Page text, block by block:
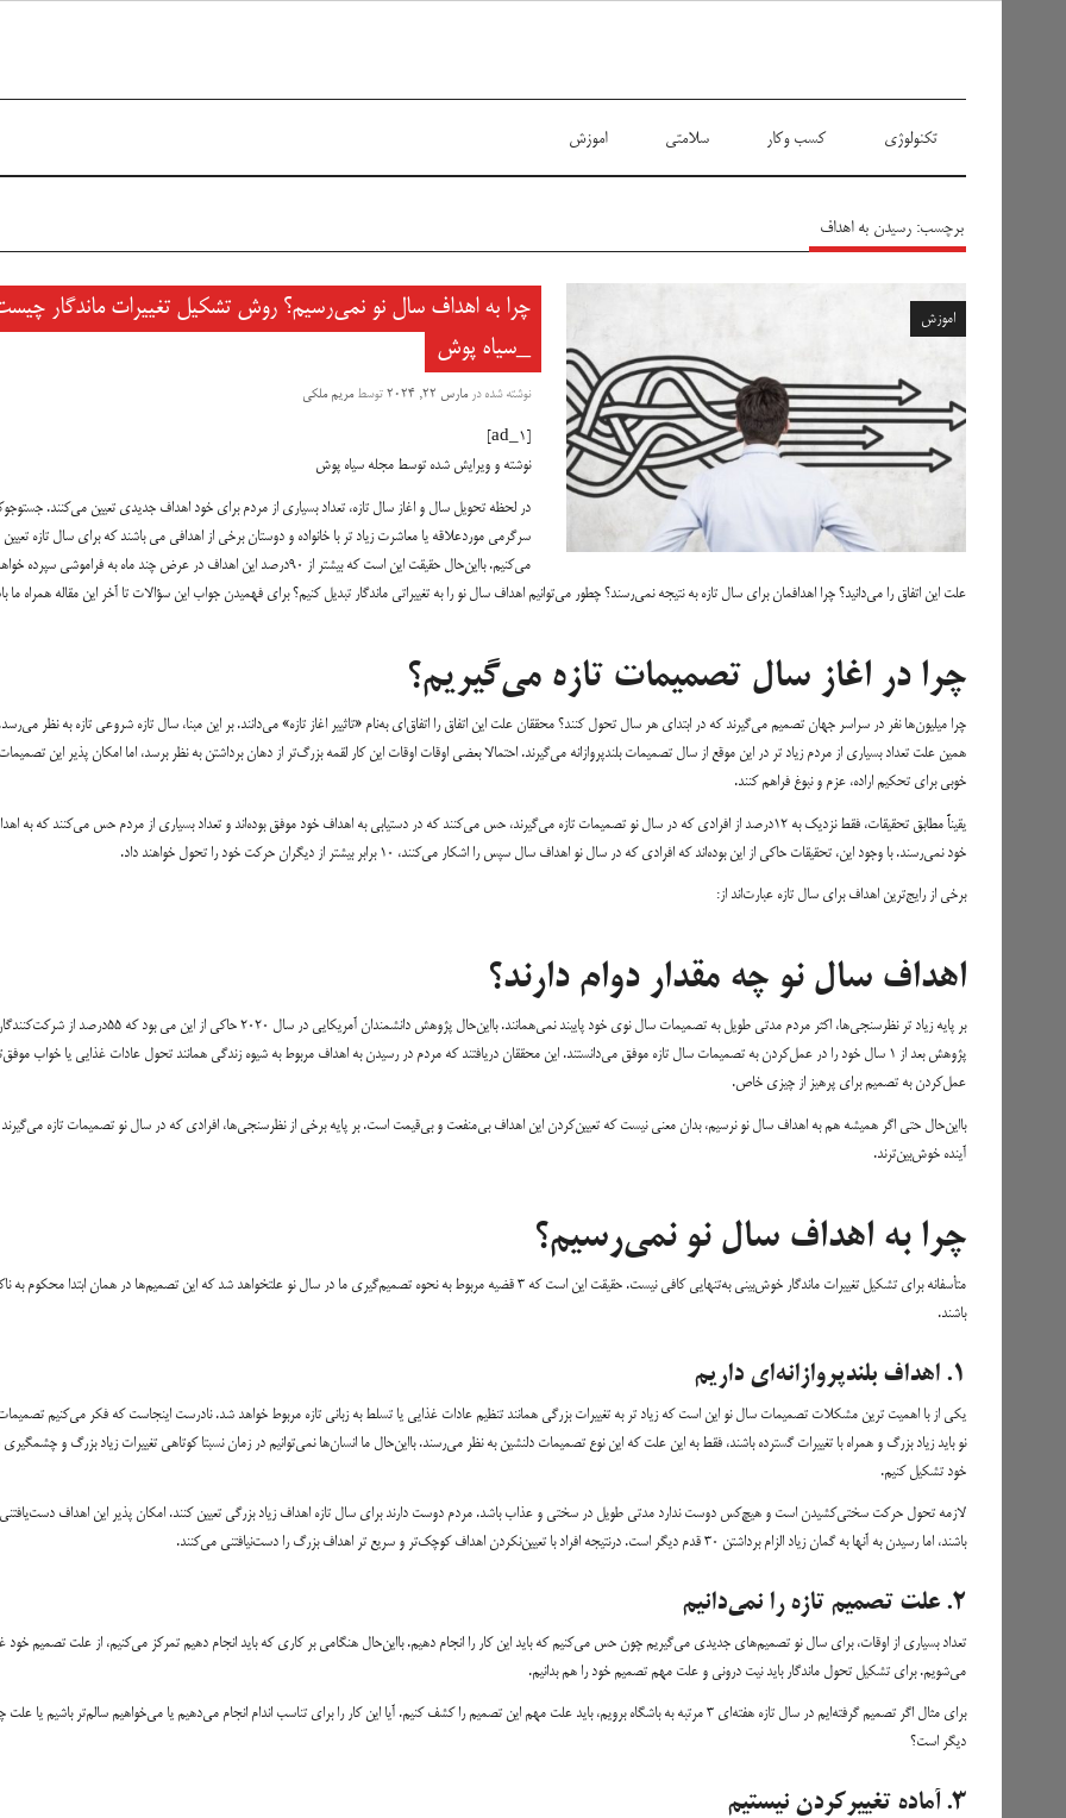
سیاه پوش
تکنولوژی کسب وکار سلامتی اموزش
برچسب: رسیدن به اهداف
اموزش
چرا به اهداف سال نو نمی‌رسیم؟ روش تشکیل تغییرات ماندگار
_سیاه پوش
نوشته شده درمارس 22, 2024 توسطمریم ملکی
نوشته و ویرایش شده توسط مجله سیاه پوش
در لحظه تحویل سال و اغاز سال تازه، تعداد بسیاری از مردم برای خود اهداف جدیدی تعیین می‌کنند.
سرگرمی موردعلاقه یا معاشرت زیاد تر با خانواده و دوستان برخی از اهدافی می باشند که برای سال تازه تعیین
می‌کنیم. بااین‌حال حقیقت این است که بیشتر از ۹۰درصد این اهداف در عرض چند ماه به فراموشی
علت این اتفاق را می‌دانید؟ چرا اهدافمان برای سال تازه به نتیجه نمی‌رسند؟ چطور می‌توانیم اهداف سال نو را به تغییراتی ماندگار تبدیل کنیم؟ برای فهمیدن جواب این سؤالات تا آخر این مقاله همراه ما
چرا در اغاز سال تصمیمات تازه می‌گیریم؟
چرا میلیون‌ها نفر در سراسر جهان تصمیم می‌گیرند که در ابتدای هر سال تحول کنند؟ محققان علت این اتفاق را اتفاق‌ای به‌نام «تاثییر اغاز تازه» می‌دانند. بر این مبنا، سال تازه شروعی تازه به نظر
همین علت تعداد بسیاری از مردم زیاد تر در این موقع از سال تصمیمات بلندپروازانه می‌گیرند. احتمالا بعضی اوقات اوقات این کار لقمه بزرگ‌تر از دهان برداشتن به نظر برسد، اما امکان پذیر این
خوبی برای تحکیم اراده، عزم و نبوغ فراهم کنند.
یقیناً مطابق تحقیقات، فقط نزدیک به ۱۲درصد از افرادی که در سال نو تصمیمات تازه می‌گیرند، حس می‌کنند که در دستیابی به اهداف خود موفق بوده‌اند و تعداد بسیاری از مردم حس می‌کنند که به
خود نمی‌رسند. با وجود این، تحقیقات حاکی از این بوده‌اند که افرادی که در سال نو اهداف سال سپس را اشکار می‌کنند، ۱۰ برابر بیشتر از دیگران حرکت خود را تحول خواهند داد.
برخی از رایج‌ترین اهداف برای سال تازه عبارت‌اند از:
اهداف سال نو چه مقدار دوام دارند؟
بر پایه زیاد تر نظرسنجی‌ها، اکثر مردم مدتی طویل به تصمیمات سال نوی خود پایبند نمی‌همانند. بااین‌حال پژوهش دانشمندان آمریکایی در سال ۲۰۲۰ حاکی از این می
پژوهش بعد از ۱ سال خود را در عمل‌کردن به تصمیمات سال تازه موفق می‌دانستند. این محققان دریافتند که مردم در رسیدن به اهداف مربوط به شیوه زندگی همانند تحول عادات غذایی یا خواب
عمل‌کردن به تصمیم برای پرهیز از چیزی خاص.
بااین‌حال حتی اگر همیشه هم به اهداف سال نو نرسیم، بدان معنی نیست که تعیین‌کردن این اهداف بی‌منفعت و بی‌قیمت است. بر پایه برخی از نظرسنجی‌ها، افرادی که در سال نو تصمیمات تازه می‌گیرند
آینده خوش‌بین‌ترند.
چرا به اهداف سال نو نمی‌رسیم؟
متأسفانه برای تشکیل تغییرات ماندگار خوش‌بینی به‌تنهایی کافی نیست. حقیقت این است که ۳ قضیه مربوط به نحوه تصمیم‌گیری ما در سال نو علتخواهد شد که این تصمیم‌ها در همان ابتدا محکوم
باشند.
۱. اهداف بلندپروازانه‌ای داریم
یکی از با اهمیت ترین مشکلات تصمیمات سال نو این است که زیاد تر به تغییرات بزرگی همانند تنظیم عادات غذایی یا تسلط به زبانی تازه مربوط خواهد شد. نادرست اینجاست که فکر می‌کنیم
نو باید زیاد بزرگ و همراه با تغییرات گسترده باشند، فقط به این علت که این نوع تصمیمات دلنشین به نظر می‌رسند. بااین‌حال ما انسان‌ها نمی‌توانیم در زمان نسبتا کوتاهی تغییرات زیاد بزرگ و چشمگیری
خود تشکیل کنیم.
لازمه تحول حرکت سختی‌کشیدن است و هیچ‌کس دوست ندارد مدتی طویل در سختی و عذاب باشد. مردم دوست دارند برای سال تازه اهداف زیاد بزرگی تعیین کنند. امکان پذیر این اهداف دست‌یافتنی
باشند، اما رسیدن به آنها به گمان زیاد الزام برداشتن ۳۰ قدم دیگر است. درنتیجه افراد با تعیین‌نکردن اهداف کوچک‌تر و سریع تر اهداف بزرگ را دست‌نیافتنی می‌کنند.
۲. علت تصمیم تازه را نمی‌دانیم
تعداد بسیاری از اوقات، برای سال نو تصمیم‌های جدیدی می‌گیریم چون حس می‌کنیم که باید این کار را انجام دهیم. بااین‌حال هنگامی بر کاری که باید انجام دهیم تمرکز می‌کنیم، از علت تصمیم خود
می‌شویم. برای تشکیل تحول ماندگار باید نیت درونی و علت مهم تصمیم خود را هم بدانیم.
برای مثال اگر تصمیم گرفته‌ایم در سال تازه هفته‌ای ۳ مرتبه به باشگاه برویم، باید علت مهم این تصمیم را کشف کنیم. آیا این کار را برای تناسب اندام انجام می‌دهیم یا می‌خواهیم سالم‌تر باشیم یا
دیگر است؟
۳. آماده تغییرکردن نیستیم